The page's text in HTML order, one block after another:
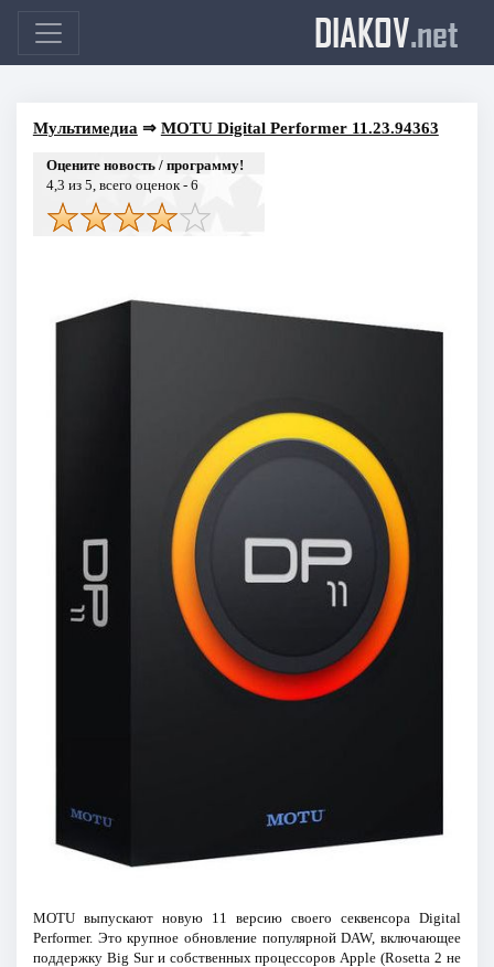
DIAKOV.net
Мультимедиа ⇒ MOTU Digital Performer 11.23.94363
Оцените новость / программу!
4,3 из 5, всего оценок - 6
MOTU выпускают новую 11 версию своего секвенсора Digital
Performer. Это крупное обновление популярной DAW, включающее
поддержку Big Sur и собственных процессоров Apple (Rosetta 2 не